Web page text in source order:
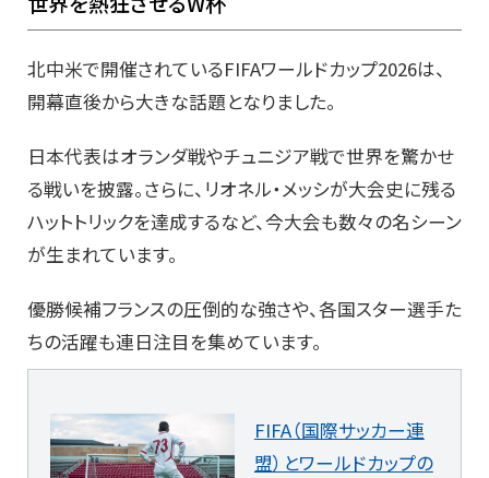
北中米で開催されているFIFAワールドカップ2026は、
開幕直後から大きな話題となりました。
日本代表はオランダ戦やチュニジア戦で世界を驚かせ
る戦いを披露。さらに、リオネル・メッシが大会史に残る
ハットトリックを達成するなど、今大会も数々の名シーン
が生まれています。
優勝候補フランスの圧倒的な強さや、各国スター選手た
ちの活躍も連日注目を集めています。
FIFA（国際サッカー連
盟）とワールドカップの